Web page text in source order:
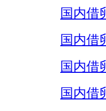
国内借
国内借
国内借
国内借